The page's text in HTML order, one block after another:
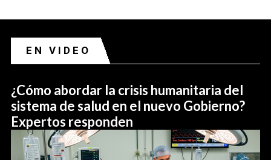
EN VIDEO
¿Cómo abordar la crisis humanitaria del
sistema de salud en el nuevo Gobierno?
Expertos responden